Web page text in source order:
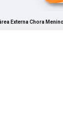
Externa Chora Menino